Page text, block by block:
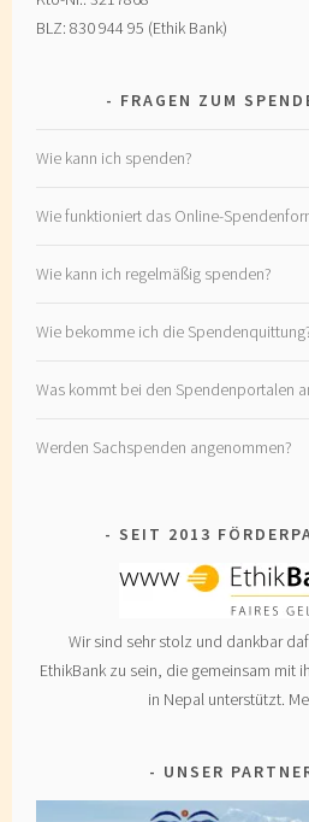
BLZ: 830 944 95 (Ethik Bank)
FRAGEN ZUM
Wie kann ich spenden?
Wie funktioniert das Online-
Wie kann ich regelmäßig spenden?
Wie bekomme ich die
Was kommt bei den Spendenportalen
Werden Sachspenden angenommen?
SEIT 2013
Wir sind sehr stolz und dankbar
EthikBank zu sein, die gemeinsam mit
in Nepal unterstützt.
UNSER